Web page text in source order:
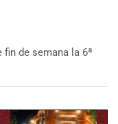
de semana la 6ª